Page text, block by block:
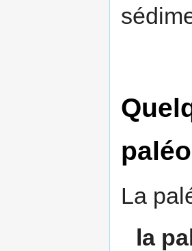
La
la